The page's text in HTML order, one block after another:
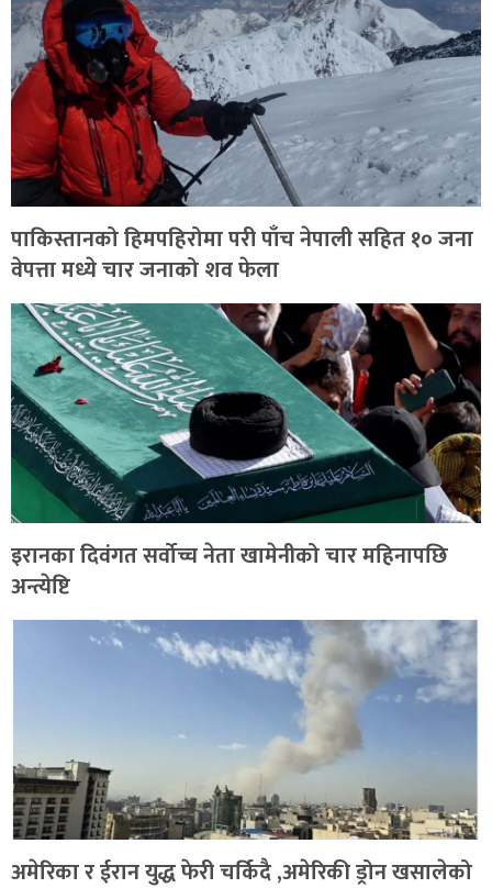
पाकिस्तानको हिमपहिरोमा परी पाँच नेपाली सहित १० जना
वेपत्ता मध्ये चार जनाको शव फेला
इरानका दिवंगत सर्वोच्च नेता खामेनीको चार महिनापछि
अन्त्येष्टि
अमेरिका र ईरान युद्ध फेरी चर्किदै ,अमेरिकी ड्रोन खसालेको